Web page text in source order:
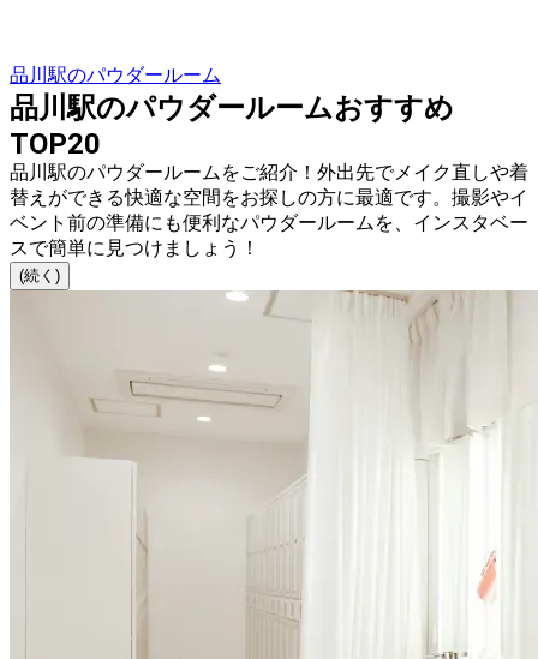
品川駅のパウダールーム
品川駅のパウダールームおすすめ
TOP20
品川駅のパウダールームをご紹介！外出先でメイク直しや着
替えができる快適な空間をお探しの方に最適です。撮影やイ
ベント前の準備にも便利なパウダールームを、インスタベー
スで簡単に見つけましょう！
(続く)